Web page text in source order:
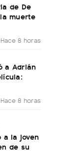
de De
muerte
Hace 8 horas
a Adrián
Hace 8 horas
la joven
de su